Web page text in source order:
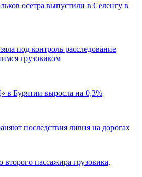
осетра выпустили в Селенгу в
под контроль расследование
грузовиком
в Бурятии выросла на 0,3%
последствия ливня на дорогах
пассажира грузовика,